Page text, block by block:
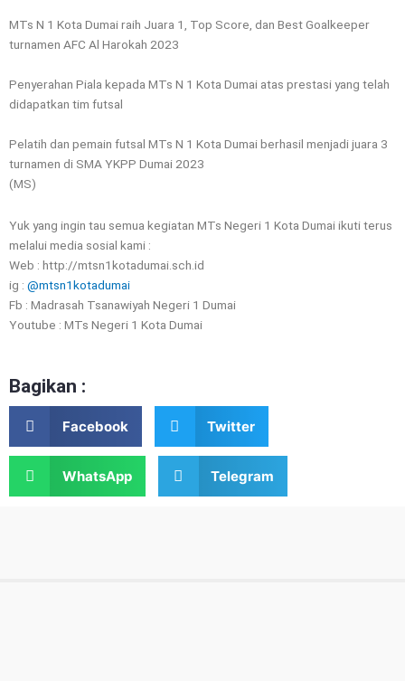
MTs N 1 Kota Dumai raih Juara 1, Top Score, dan Best Goalkeeper
turnamen AFC Al Harokah 2023
Penyerahan Piala kepada MTs N 1 Kota Dumai atas prestasi yang telah
didapatkan tim futsal
Pelatih dan pemain futsal MTs N 1 Kota Dumai berhasil menjadi juara 3
turnamen di SMA YKPP Dumai 2023
(MS)
Yuk yang ingin tau semua kegiatan MTs Negeri 1 Kota Dumai ikuti terus
melalui media sosial kami :
Web : http://mtsn1kotadumai.sch.id
ig : @mtsn1kotadumai
Fb : Madrasah Tsanawiyah Negeri 1 Dumai
Youtube : MTs Negeri 1 Kota Dumai
Bagikan :
Facebook Twitter
WhatsApp Telegram